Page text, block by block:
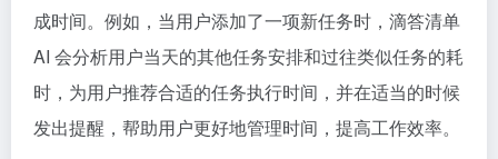
成时间。例如，当用户添加了一项新任务时，滴答清单
AI 会分析用户当天的其他任务安排和过往类似任务的耗
时，为用户推荐合适的任务执行时间，并在适当的时候
发出提醒，帮助用户更好地管理时间，提高工作效率。